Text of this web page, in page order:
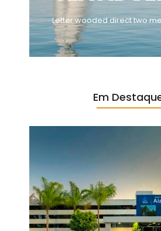
Letter wooded direct two
Em